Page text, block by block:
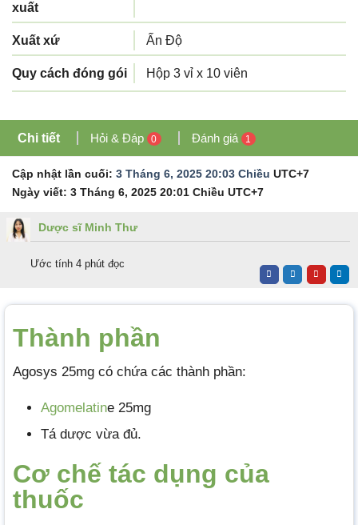
xuất
Xuất xứ Ấn Độ
Quy cách đóng gói Hộp 3 vỉ x 10 viên
Chi tiết Hỏi & Đáp 0 Đánh giá 1
Cập nhật lần cuối: 3 Tháng 6, 2025 20:03 Chiều UTC+7
Ngày viết: 3 Tháng 6, 2025 20:01 Chiều UTC+7
Dược sĩ Minh Thư
Ước tính 4 phút đọc
Thành phần
Agosys 25mg có chứa các thành phần:
Agomelatine 25mg
Tá dược vừa đủ.
Cơ chế tác dụng của
thuốc